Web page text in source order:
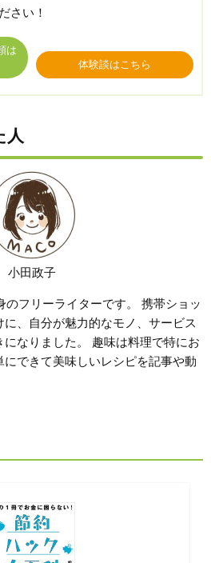
さい！
は
体験談はこちら
人
小田政子
のフリーライターです。 携帯ショッ
、自分が魅力的なモノ、サービス
なりました。 趣味は料理で特にお
できて美味しいレシピを記事や動